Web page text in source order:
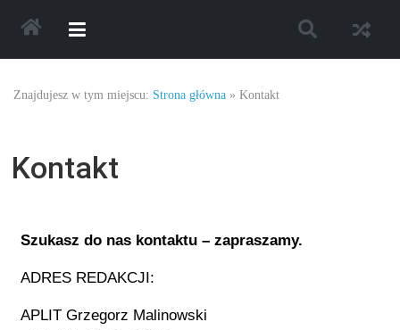
Znajdujesz w tym miejscu: Strona główna »Kontakt
Kontakt
Szukasz do nas kontaktu – zapraszamy.
ADRES REDAKCJI:
APLIT Grzegorz Malinowski